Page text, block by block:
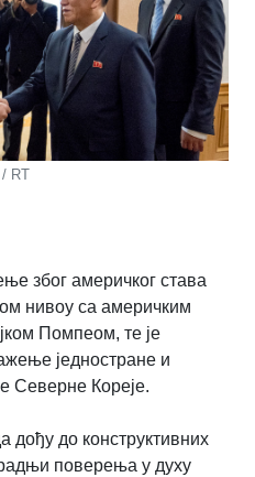
RT
због америчког става
нивоу са америчким
Помпеом, те је
једностране и
Северне Кореје.
до конструктивних
поверења у духу